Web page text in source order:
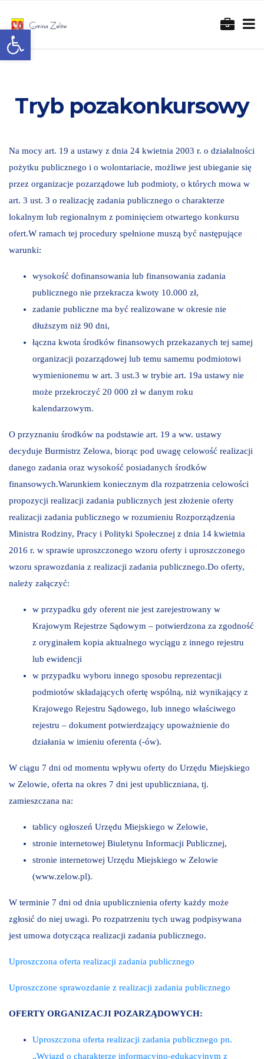
Otwórz pasek narzędzi
Tryb pozakonkursowy
Na mocy art. 19 a ustawy z dnia 24 kwietnia 2003 r. o działalności
pożytku publicznego i o wolontariacie, możliwe jest ubieganie się
przez organizacje pozarządowe lub podmioty, o których mowa w
art. 3 ust. 3 o realizację zadania publicznego o charakterze
lokalnym lub regionalnym z pominięciem otwartego konkursu
ofert.W ramach tej procedury spełnione muszą być następujące
warunki:
wysokość dofinansowania lub finansowania zadania
publicznego nie przekracza kwoty 10.000 zł,
zadanie publiczne ma być realizowane w okresie nie
dłuższym niż 90 dni,
łączna kwota środków finansowych przekazanych tej samej
organizacji pozarządowej lub temu samemu podmiotowi
wymienionemu w art. 3 ust.3 w trybie art. 19a ustawy nie
może przekroczyć 20 000 zł w danym roku
kalendarzowym.
O przyznaniu środków na podstawie art. 19 a ww. ustawy
decyduje Burmistrz Zelowa, biorąc pod uwagę celowość realizacji
danego zadania oraz wysokość posiadanych środków
finansowych.Warunkiem koniecznym dla rozpatrzenia celowości
propozycji realizacji zadania publicznych jest złożenie oferty
realizacji zadania publicznego w rozumieniu Rozporządzenia
Ministra Rodziny, Pracy i Polityki Społecznej z dnia 14 kwietnia
2016 r. w sprawie uproszczonego wzoru oferty i uproszczonego
wzoru sprawozdania z realizacji zadania publicznego.Do oferty,
należy załączyć:
w przypadku gdy oferent nie jest zarejestrowany w
Krajowym Rejestrze Sądowym – potwierdzona za zgodność
z oryginałem kopia aktualnego wyciągu z innego rejestru
lub ewidencji
w przypadku wyboru innego sposobu reprezentacji
podmiotów składających ofertę wspólną, niż wynikający z
Krajowego Rejestru Sądowego, lub innego właściwego
rejestru – dokument potwierdzający upoważnienie do
działania w imieniu oferenta (-ów).
W ciągu 7 dni od momentu wpływu oferty do Urzędu Miejskiego
w Zelowie, oferta na okres 7 dni jest upubliczniana, tj.
zamieszczana na:
tablicy ogłoszeń Urzędu Miejskiego w Zelowie,
stronie internetowej Biuletynu Informacji Publicznej,
stronie internetowej Urzędu Miejskiego w Zelowie
(www.zelow.pl).
W terminie 7 dni od dnia upublicznienia oferty każdy może
zgłosić do niej uwagi. Po rozpatrzeniu tych uwag podpisywana
jest umowa dotycząca realizacji zadania publicznego.
Uproszczona oferta realizacji zadania publicznego
Uproszczone sprawozdanie z realizacji zadania publicznego
OFERTY ORGANIZACJI POZARZĄDOWYCH:
Uproszczona oferta realizacji zadania publicznego pn.
„Wyjazd o charakterze informacyjno-edukacyjnym z